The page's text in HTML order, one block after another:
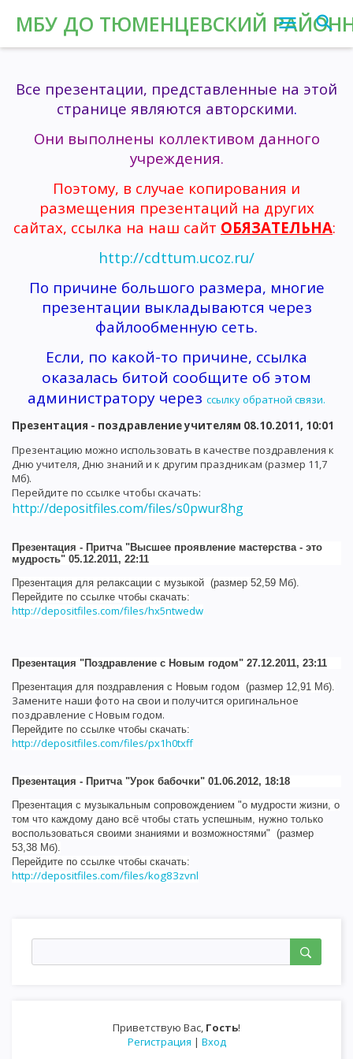
МБУ ДО ТЮМЕНЦЕВСКИЙ
Приветствую Вас, Гость!
Регистрация | Вход
Все презентации, представленные на этой
странице являются авторскими.
Они выполнены коллективом данного
учреждения.
Поэтому, в случае копирования и
размещения презентаций на других
сайтах, ссылка на наш сайт ОБЯЗАТЕЛЬНА:
http://cdttum.ucoz.ru/
По причине большого размера, многие
презентации выкладываются через
файлообменную сеть.
Если, по какой-то причине, ссылка
оказалась битой сообщите об этом
администратору через ссылку обратной связи.
Презентация - поздравление учителям 08.10.2011, 10:01
Презентацию можно использовать в качестве поздравления к
Дню учителя, Дню знаний и к другим праздникам (размер 11,7
Мб).
Перейдите по ссылке чтобы скачать:
http://depositfiles.com/files/s0pwur8hg
Презентация - Притча "Высшее проявление мастерства - это
мудрость" 05.12.2011, 22:11
Презентация для релаксации с музыкой (размер 52,59 Мб).
Перейдите по ссылке чтобы скачать:
http://depositfiles.com/files/hx5ntwedw
Презентация "Поздравление с Новым годом" 27.12.2011, 23:11
Презентация для поздравления с Новым годом (размер 12,91 Мб).
Замените наши фото на свои и получится оригинальное
поздравление с Новым годом.
Перейдите по ссылке чтобы скачать:
http://depositfiles.com/files/px1h0txff
Презентация - Притча "Урок бабочки" 01.06.2012, 18:18
Презентация с музыкальным сопровождением "о мудрости жизни, о
том что каждому дано всё чтобы стать успешным, нужно только
воспользоваться своими знаниями и возможностями" (размер
53,38 Мб).
Перейдите по ссылке чтобы скачать:
http://depositfiles.com/files/kog83zvnl